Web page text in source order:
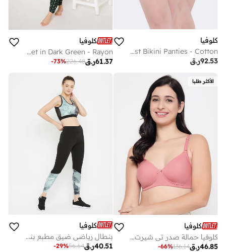
كلوفيا
Clovia Pack of 3 Low Waist Bikini Panties - Cotton
ر.ق92.53
كلوفيا
Clovia Printed Top & Pyjama Set in Dark Green - Rayon
ر.ق61.37
226.48
-73%
الأكثر طلبا
كلوفيا
كلوفيا حمالة صدر تي شيرت مبطنة بدون سلك تغطية كاملة مخططة ذاتياً متعددة الاستخدامات بلون الخوخي
ر.ق46.85
136.14
-66%
كلوفيا
بنطال رياضي ضيق مطبع بنمط ماربل
ر.ق40.51
56.64
-29%